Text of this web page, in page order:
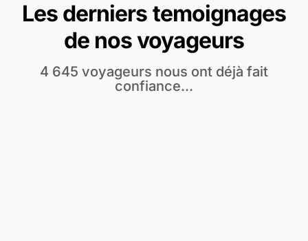
Les derniers temoignages
de nos voyageurs
4 645 voyageurs nous ont déjà fait
confiance...